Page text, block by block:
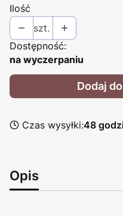
Ilość
szt.
Dostępność:
na wyczerpaniu
Dodaj
Czas wysyłki:48
Opis